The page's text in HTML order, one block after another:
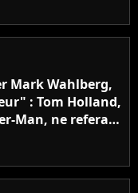
Mark Wahlberg,
: Tom Holland,
Man, ne referait